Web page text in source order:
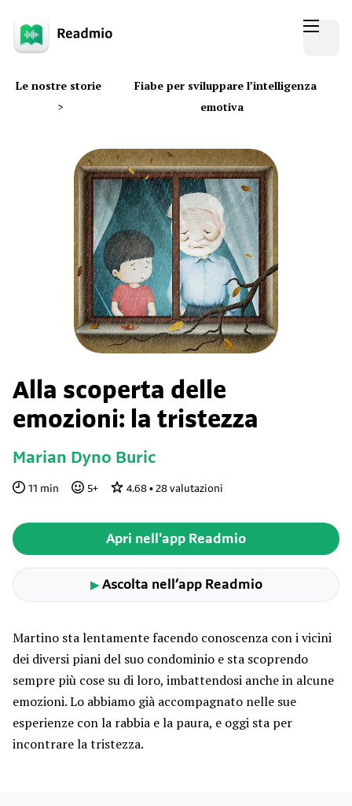
Le nostre storie
>
Fiabe per sviluppare l’intelligenza
emotiva
Alla scoperta delle
emozioni: la tristezza
Marian Dyno Buric
11 min 5+ 4.68 • 28 valutazioni
Apri nell'app Readmio
▶Ascolta nell’app Readmio
Martino sta lentamente facendo conoscenza con i vicini
dei diversi piani del suo condominio e sta scoprendo
sempre più cose su di loro, imbattendosi anche in alcune
emozioni. Lo abbiamo già accompagnato nelle sue
esperienze con la rabbia e la paura, e oggi sta per
incontrare la tristezza.